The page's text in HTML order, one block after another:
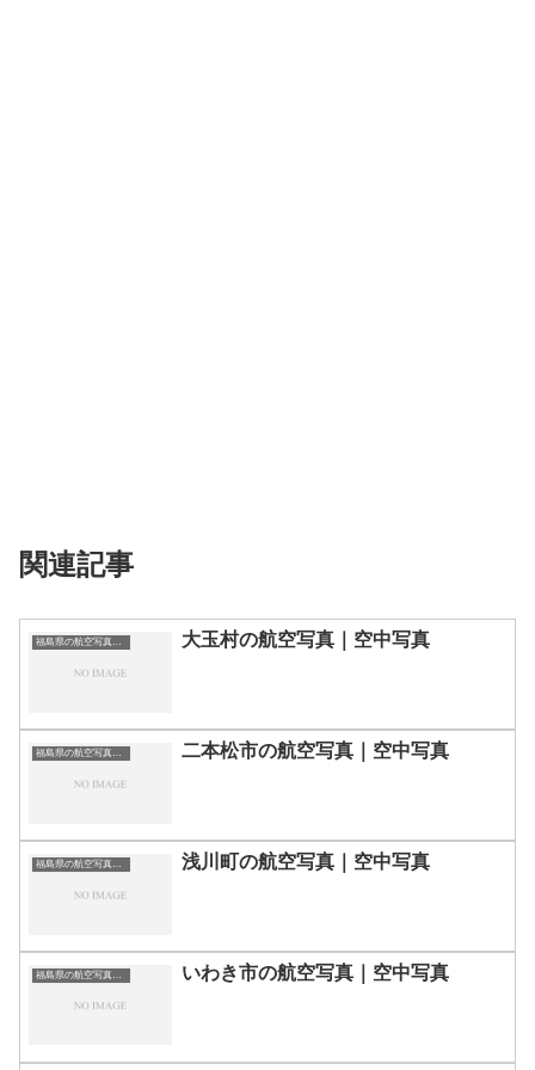
関連記事
福島県の航空写真・空中写真 大玉村の航空写真｜空中写真
福島県の航空写真・空中写真 二本松市の航空写真｜空中写真
福島県の航空写真・空中写真 浅川町の航空写真｜空中写真
福島県の航空写真・空中写真 いわき市の航空写真｜空中写真